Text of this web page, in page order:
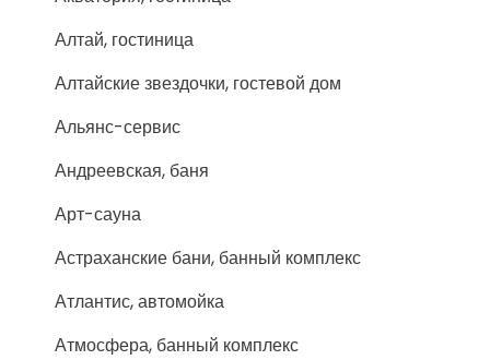
Алтай, гостиница
Алтайские звездочки, гостевой дом
Альянс-сервис
Андреевская, баня
Арт-сауна
Астраханские бани, банный комплекс
Атлантис, автомойка
Атмосфера, банный комплекс